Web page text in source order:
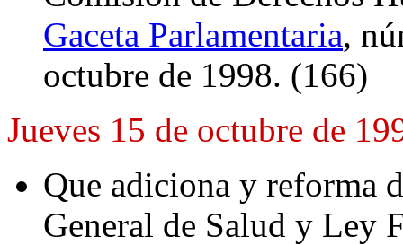
Gaceta Parlamentaria,
octubre de 1998. (166)
Jueves 15 de octubre de
Que adiciona y reforma
General de Salud y Ley